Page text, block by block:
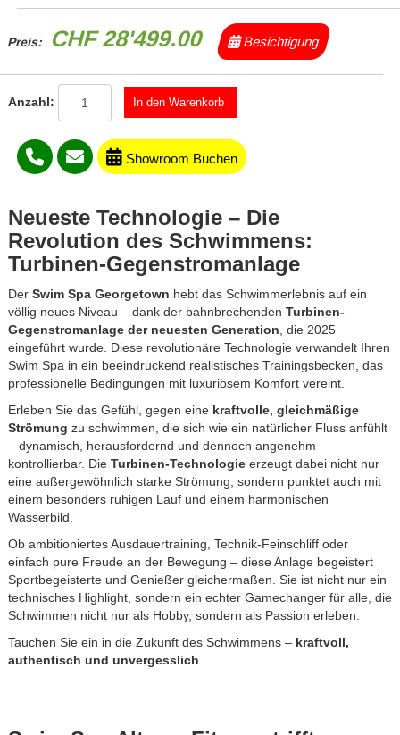
Preis: CHF 28'499.00 Besichtigung
Anzahl:
Showroom Buchen
Neueste Technologie – Die
Revolution des Schwimmens:
Turbinen-Gegenstromanlage
Der Swim Spa Georgetown hebt das Schwimmerlebnis auf ein
völlig neues Niveau – dank der bahnbrechenden Turbinen-
Gegenstromanlage der neuesten Generation , die 2025
eingeführt wurde. Diese revolutionäre Technologie verwandelt Ihren
Swim Spa in ein beeindruckend realistisches Trainingsbecken, das
professionelle Bedingungen mit luxuriösem Komfort vereint.
Erleben Sie das Gefühl, gegen eine kraftvolle, gleichmäßige
Strömung zu schwimmen, die sich wie ein natürlicher Fluss anfühlt
– dynamisch, herausfordernd und dennoch angenehm
kontrollierbar. Die Turbinen-Technologieerzeugt dabei nicht nur
eine außergewöhnlich starke Strömung, sondern punktet auch mit
einem besonders ruhigen Lauf und einem harmonischen
Wasserbild.
Ob ambitioniertes Ausdauertraining, Technik-Feinschliff oder
einfach pure Freude an der Bewegung – diese Anlage begeistert
Sportbegeisterte und Genießer gleichermaßen. Sie ist nicht nur ein
technisches Highlight, sondern ein echter Gamechanger für alle, die
Schwimmen nicht nur als Hobby, sondern als Passion erleben.
Tauchen Sie ein in die Zukunft des Schwimmens – kraftvoll,
authentisch und unvergesslich